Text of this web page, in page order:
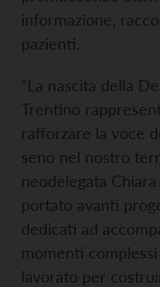
informazione,
pazienti.
“La nascita della
Trentino
rafforzare la voce
seno nel nostro
neodelegata
portato avanti
dedicati ad
momenti
lavorato per